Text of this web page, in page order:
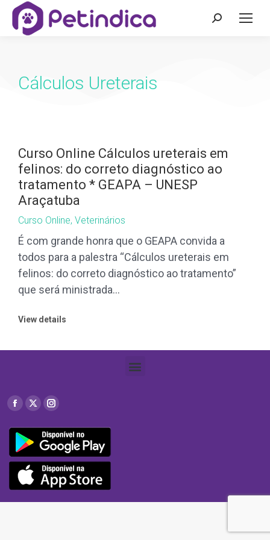
Cálculos Ureterais
Curso Online Cálculos ureterais em
felinos: do correto diagnóstico ao
tratamento * GEAPA – UNESP
Araçatuba
Curso Online, Veterinários
É com grande honra que o GEAPA convida a
todos para a palestra “Cálculos ureterais em
felinos: do correto diagnóstico ao tratamento”
que será ministrada…
View details